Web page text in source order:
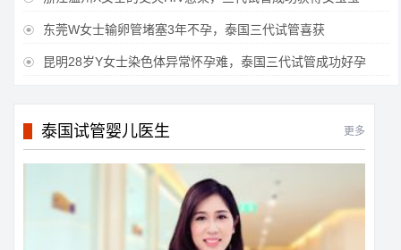
 东莞W女士输卵管堵塞3年不孕，泰国三代试管喜获
 昆明28岁Y女士染色体异常怀孕难，泰国三代试管成功好孕
泰国试管婴儿医生 更多